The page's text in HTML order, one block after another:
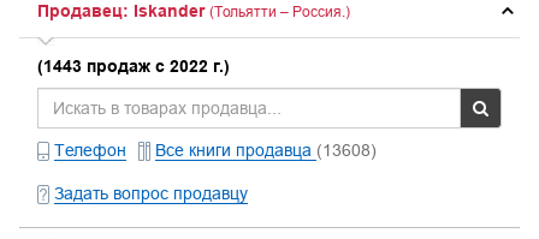
Продавец: Iskander (Тольятти – Россия.)
(1443 продаж с 2022 г.)
Телефон Все книги продавца (13608)
Задать вопрос продавцу